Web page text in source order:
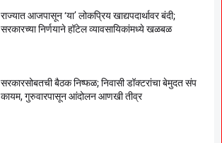
राज्यात आजपासून ‘या’ लोकप्रिय खाद्यपदार्थावर बंदी;
सरकारच्या निर्णयाने हॉटेल व्यावसायिकांमध्ये खळबळ
सरकारसोबतची बैठक निष्फळ; निवासी डॉक्टरांचा बेमुदत संप
कायम, गुरुवारपासून आंदोलन आणखी तीव्र